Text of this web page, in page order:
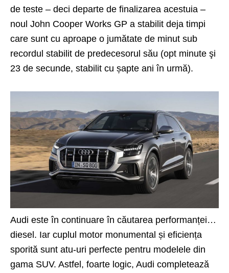
de teste – deci departe de finalizarea acestuia –
noul John Cooper Works GP a stabilit deja timpi
care sunt cu aproape o jumătate de minut sub
recordul stabilit de predecesorul său (opt minute şi
23 de secunde, stabilit cu șapte ani în urmă).
Audi este în continuare în căutarea performanței…
diesel. Iar cuplul motor monumental și eficiența
sporită sunt atu-uri perfecte pentru modelele din
gama SUV. Astfel, foarte logic, Audi completează